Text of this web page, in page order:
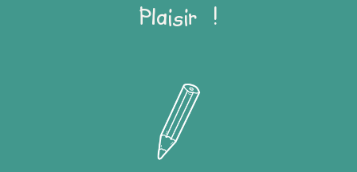
Plaisir !